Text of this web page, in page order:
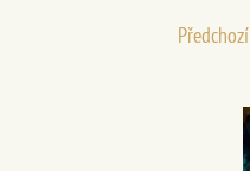
Předchozí